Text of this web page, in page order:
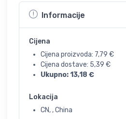
Informacije
Cijena
Cijena proizvoda: 7,79 €
Cijena dostave: 5,39 €
Ukupno:13,18 €
Lokacija
CN, , China